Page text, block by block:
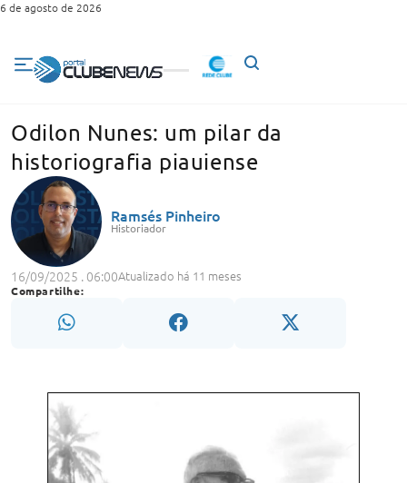
6 de agosto de 2026
Odilon Nunes: um pilar da
historiografia piauiense
Ramsés Pinheiro
Historiador
16/09/2025 . 06:00Atualizado há 11 meses
Compartilhe: